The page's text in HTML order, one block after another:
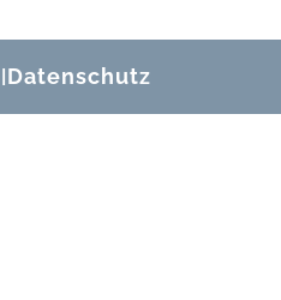
|Datenschutz